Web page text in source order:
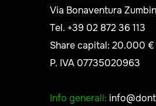
Via Bonaventura
Tel. +39 02 872 36 113
Share capital: 20.000 €
P. IVA 07735020963
Info generali: